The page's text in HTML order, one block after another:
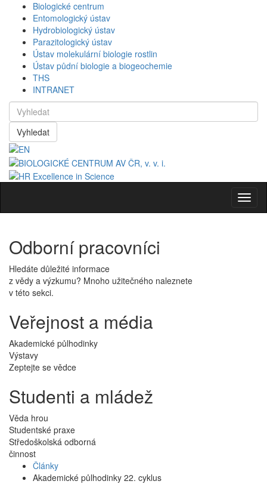
Biologické centrum
Entomologický ústav
Hydrobiologický ústav
Parazitologický ústav
Ústav molekulární biologie rostlin
Ústav půdní biologie a biogeochemie
THS
INTRANET
Vyhledat
Odborní pracovníci
Hledáte důležité informace
z vědy a výzkumu? Mnoho užitečného naleznete
v této sekci.
Veřejnost a média
Akademické půlhodinky
Výstavy
Zeptejte se vědce
Studenti a mládež
Věda hrou
Studentské praxe
Středoškolská odborná
činnost
Články
Akademické půlhodinky 22. cyklus